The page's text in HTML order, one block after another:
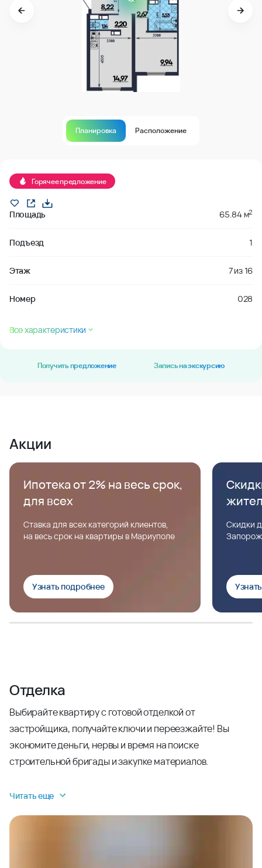
Планировка Расположение
Горячее предложение
Площадь 65.84 м2
Подъезд 1
Этаж 7из16
Номер 028
Все характеристики
Получить предложение Запись на экскурсию
Акции
Ипотека от 2% на весь срок,
для всех
Ставка для всех категорий клиентов,
на весь срок на квартиры в Мариуполе
Узнать подробнее
Скидки
Отделка
Выбирайте квартиру с готовой отделкой от
застройщика, получайте ключи и переезжайте! Вы
экономите деньги, нервы и время на поиске
строительной бригады и закупке материалов.
Читать еще